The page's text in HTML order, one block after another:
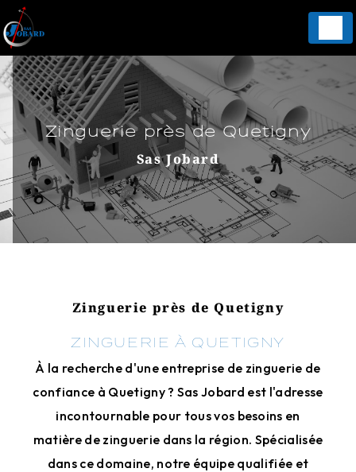
Zinguerie près de Quetigny
Sas Jobard
Zinguerie près de Quetigny
ZINGUERIE À QUETIGNY
À la recherche d'une entreprise de zinguerie de
confiance à Quetigny ? Sas Jobard est l'adresse
incontournable pour tous vos besoins en
matière de zinguerie dans la région. Spécialisée
dans ce domaine, notre équipe qualifiée et
Panneau de gestion des cookies